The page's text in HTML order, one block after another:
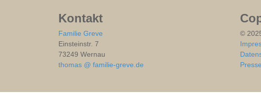
Kontakt
Familie Greve
Einsteinstr. 7
73249 Wernau
thomas @ familie-greve.de
©
Presse